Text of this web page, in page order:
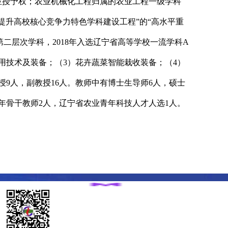
升高校核心竞争力特色学科建设工程”的“高水平重
二层次学科，2018年入选辽宁省高等学校一流学科A
术及装备；（3）花卉蔬菜智能栽收装备；（4）
人，副教授16人。教师中有博士生导师6人，硕士
干教师2人，辽宁省农业青年科技人才人选1人。